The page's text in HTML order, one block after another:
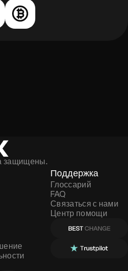
защищены.
Поддержка
Глоссарий
FAQ
Связаться с нами
Центр помощи